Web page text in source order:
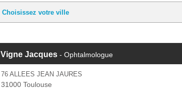
Vigne Jacques - Ophtalmologue
76 ALLEES JEAN JAURES
31000 Toulouse